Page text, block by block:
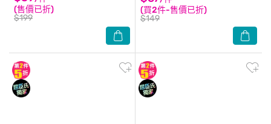
(售價已折)
$199
(買2件-售價已折)
$149